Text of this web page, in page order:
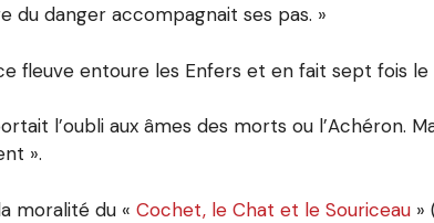
du danger accompagnait ses pas. »
fleuve entoure les Enfers et en fait sept fois le
l’oubli aux âmes des morts ou l’Achéron.
».
moralité du « Cochet, le Chat et le Souriceau »